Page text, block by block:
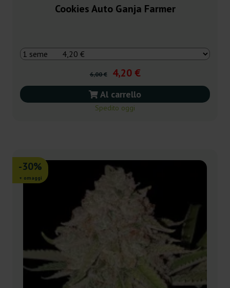
Cookies Auto Ganja Farmer
6,00 € 4,20 €
Al carrello
Spedito oggi
-30%
+ omaggi